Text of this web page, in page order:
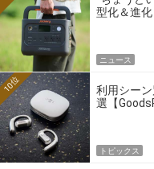
型化＆進
ニュース
利用シー
選【
10位
トピックス